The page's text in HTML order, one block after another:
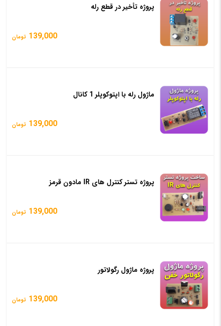
پروژه تأخیر در قطع رله
139,000 تومان
ماژول رله با اپتوکوپلر 1 کانال
139,000 تومان
پروژه تستر کنترل های IR مادون قرمز
139,000 تومان
پروژه ماژول رگولاتور
139,000 تومان